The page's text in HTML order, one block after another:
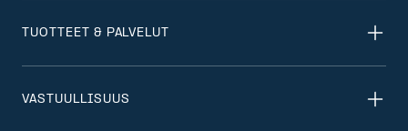
TUOTTEET & PALVELUT
VASTUULLISUUS